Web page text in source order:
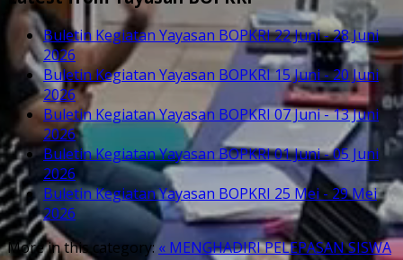
Buletin Kegiatan Yayasan BOPKRI 22 Juni - 28 Juni
2026
Buletin Kegiatan Yayasan BOPKRI 15 Juni - 20 Juni
2026
Buletin Kegiatan Yayasan BOPKRI 07 Juni - 13 Juni
2026
Buletin Kegiatan Yayasan BOPKRI 01 Juni - 05 Juni
2026
Buletin Kegiatan Yayasan BOPKRI 25 Mei - 29 Mei
2026
More in this category: « MENGHADIRI PELEPASAN SISWA